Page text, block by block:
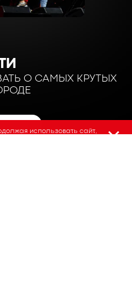
О САМЫХ КРУТЫХ
использовать сайт,